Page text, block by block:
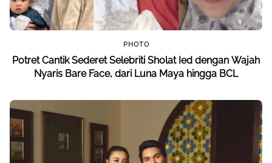
PHOTO
Potret Cantik Sederet Selebriti Sholat Ied dengan Wajah
Nyaris Bare Face, dari Luna Maya hingga BCL